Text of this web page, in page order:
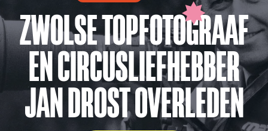
ZWOLSE TOPFOTOGRAAF
EN CIRCUSLIEFHEBBER
JAN DROST OVERLEDEN